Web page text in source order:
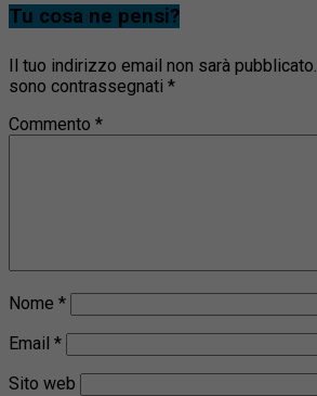
Tu cosa ne pensi?
Il tuo indirizzo email non sarà pubblicato.
sono contrassegnati *
Commento *
Nome *
Email *
Sito web